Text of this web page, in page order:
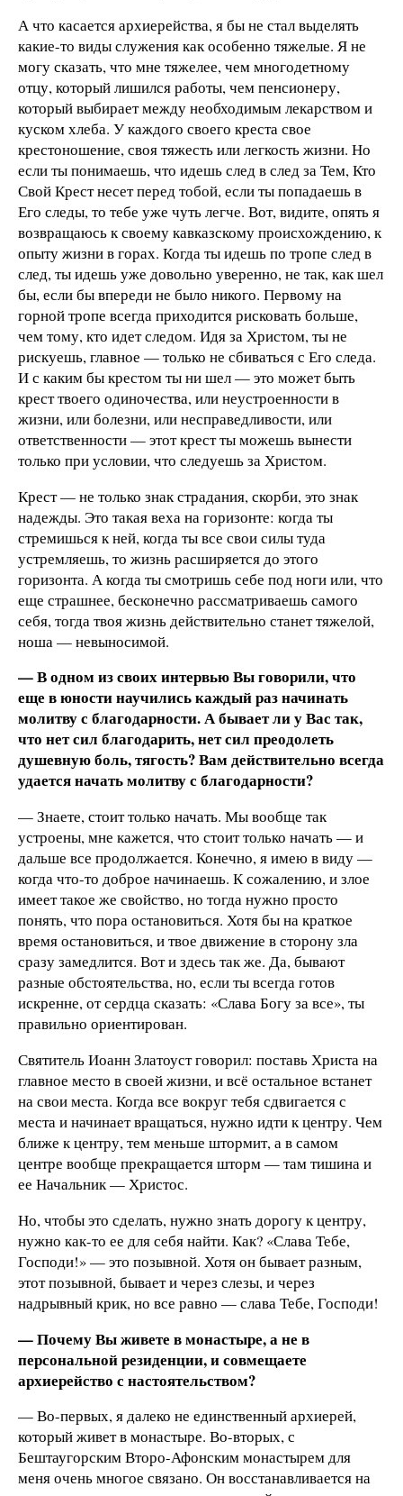
А что касается архиерейства, я бы не стал выделять
какие-то виды служения как особенно тяжелые. Я не
могу сказать, что мне тяжелее, чем многодетному
отцу, который лишился работы, чем пенсионеру,
который выбирает между необходимым лекарством и
куском хлеба. У каждого своего креста свое
крестоношение, своя тяжесть или легкость жизни. Но
если ты понимаешь, что идешь след в след за Тем, Кто
Свой Крест несет перед тобой, если ты попадаешь в
Его следы, то тебе уже чуть легче. Вот, видите, опять я
возвращаюсь к своему кавказскому происхождению, к
опыту жизни в горах. Когда ты идешь по тропе след в
след, ты идешь уже довольно уверенно, не так, как шел
бы, если бы впереди не было никого. Первому на
горной тропе всегда приходится рисковать больше,
чем тому, кто идет следом. Идя за Христом, ты не
рискуешь, главное — только не сбиваться с Его следа.
И с каким бы крестом ты ни шел — это может быть
крест твоего одиночества, или неустроенности в
жизни, или болезни, или несправедливости, или
ответственности — этот крест ты можешь вынести
только при условии, что следуешь за Христом.
Крест — не только знак страдания, скорби, это знак
надежды. Это такая веха на горизонте: когда ты
стремишься к ней, когда ты все свои силы туда
устремляешь, то жизнь расширяется до этого
горизонта. А когда ты смотришь себе под ноги или, что
еще страшнее, бесконечно рассматриваешь самого
себя, тогда твоя жизнь действительно станет тяжелой,
ноша — невыносимой.
— В одном из своих интервью Вы говорили, что
еще в юности научились каждый раз начинать
молитву с благодарности. А бывает ли у Вас так,
что нет сил благодарить, нет сил преодолеть
душевную боль, тягость? Вам действительно всегда
удается начать молитву с благодарности?
— Знаете, стоит только начать. Мы вообще так
устроены, мне кажется, что стоит только начать — и
дальше все продолжается. Конечно, я имею в виду —
когда что-то доброе начинаешь. К сожалению, и злое
имеет такое же свойство, но тогда нужно просто
понять, что пора остановиться. Хотя бы на краткое
время остановиться, и твое движение в сторону зла
сразу замедлится. Вот и здесь так же. Да, бывают
разные обстоятельства, но, если ты всегда готов
искренне, от сердца сказать: «Слава Богу за все», ты
правильно ориентирован.
Святитель Иоанн Златоуст говорил: поставь Христа на
главное место в своей жизни, и всё остальное встанет
на свои места. Когда все вокруг тебя сдвигается с
места и начинает вращаться, нужно идти к центру. Чем
ближе к центру, тем меньше штормит, а в самом
центре вообще прекращается шторм — там тишина и
ее Начальник — Христос.
Но, чтобы это сделать, нужно знать дорогу к центру,
нужно как-то ее для себя найти. Как? «Слава Тебе,
Господи!» — это позывной. Хотя он бывает разным,
этот позывной, бывает и через слезы, и через
надрывный крик, но все равно — слава Тебе, Господи!
— Почему Вы живете в монастыре, а не в
персональной резиденции, и совмещаете
архиерейство с настоятельством?
— Во-первых, я далеко не единственный архиерей,
который живет в монастыре. Во-вторых, с
Бештаугорским Второ-Афонским монастырем для
меня очень многое связано. Он восстанавливается на